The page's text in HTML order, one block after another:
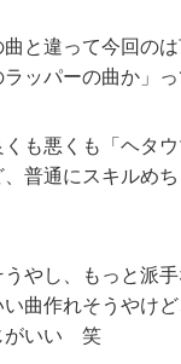
と違って今回の
ッパーの曲か」っ
も悪くも「ヘタ
普通にスキルめ
やし、もっと派
曲作れそうやけ
がいい 笑